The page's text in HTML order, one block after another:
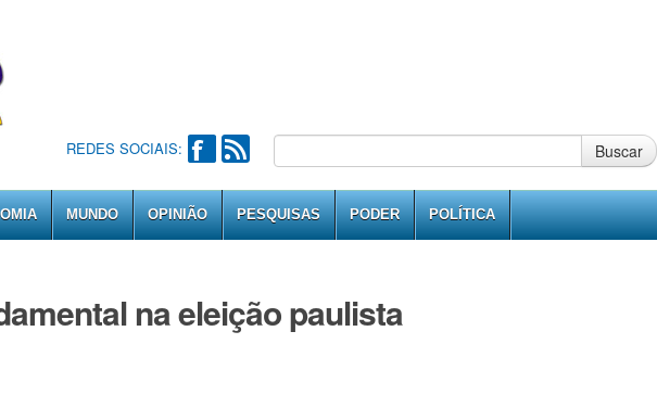
REDES SOCIAIS: Buscar
MUNDO OPINIÃO PESQUISAS PODER POLÍTICA
na eleição paulista